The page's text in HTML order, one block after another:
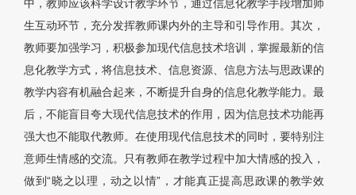
中，教师应该科学设计教学环节，通过信息化教学手段增加师
生互动环节，充分发挥教师课内外的主导和引导作用。其次，
教师要加强学习，积极参加现代信息技术培训，掌握最新的信
息化教学方式，将信息技术、信息资源、信息方法与思政课的
教学内容有机融合起来，不断提升自身的信息化教学能力。最
后，不能盲目夸大现代信息技术的作用，因为信息技术功能再
强大也不能取代教师。在使用现代信息技术的同时，要特别注
意师生情感的交流。只有教师在教学过程中加大情感的投入，
做到“晓之以理，动之以情”，才能真正提高思政课的教学效